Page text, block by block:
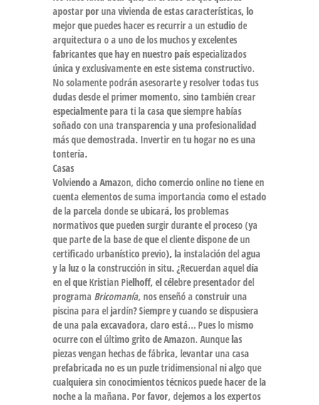
apostar por una vivienda de estas características, lo
mejor que puedes hacer es recurrir a un estudio de
arquitectura o a uno de los muchos y excelentes
fabricantes que hay en nuestro país especializados
única y exclusivamente en este sistema constructivo.
No solamente podrán asesorarte y resolver todas tus
dudas desde el primer momento, sino también crear
especialmente para ti la casa que siempre habías
soñado con una transparencia y una profesionalidad
más que demostrada. Invertir en tu hogar no es una
tontería.
Casas
Volviendo a Amazon, dicho comercio online no tiene en
cuenta elementos de suma importancia como el estado
de la parcela donde se ubicará, los problemas
normativos que pueden surgir durante el proceso (ya
que parte de la base de que el cliente dispone de un
certificado urbanístico previo), la instalación del agua
y la luz o la construcción in situ. ¿Recuerdan aquel día
en el que Kristian Pielhoff, el célebre presentador del
programa Bricomanía, nos enseñó a construir una
piscina para el jardín? Siempre y cuando se dispusiera
de una pala excavadora, claro está… Pues lo mismo
ocurre con el último grito de Amazon. Aunque las
piezas vengan hechas de fábrica, levantar una casa
prefabricada no es un puzle tridimensional ni algo que
cualquiera sin conocimientos técnicos puede hacer de la
noche a la mañana. Por favor, dejemos a los expertos